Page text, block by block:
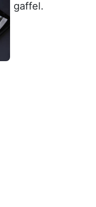
gaffel.